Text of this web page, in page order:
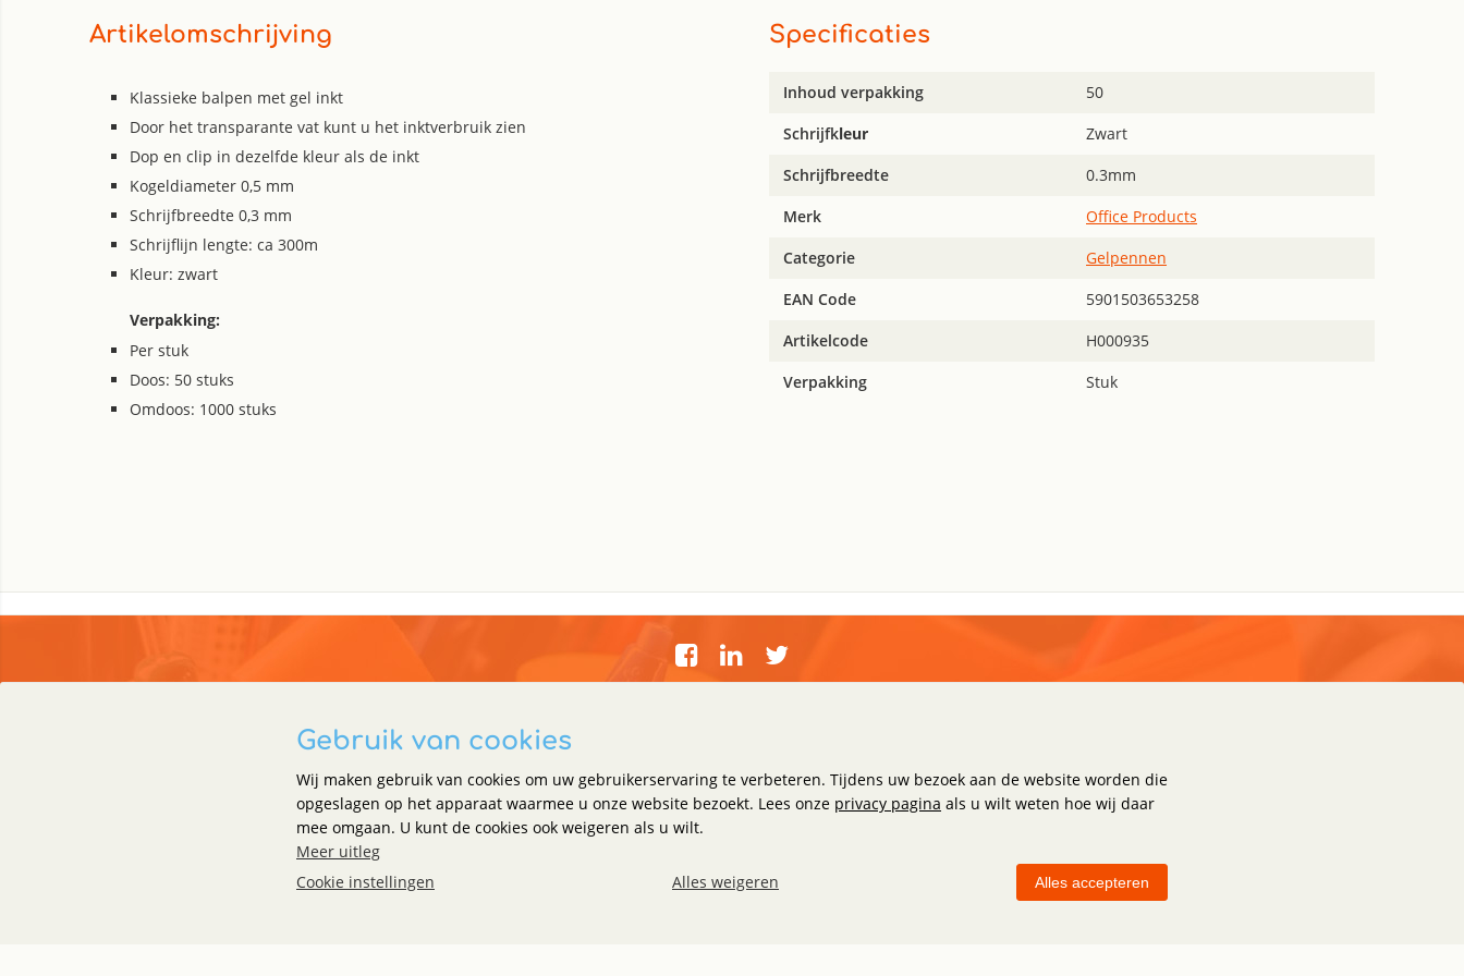
Artikelomschrijving
Klassieke balpen met gel inkt
Door het transparante vat kunt u het inktverbruik zien
Dop en clip in dezelfde kleur als de inkt
Kogeldiameter 0,5 mm
Schrijfbreedte 0,3 mm
Schrijflijn lengte: ca 300m
Kleur: zwart
Verpakking:
Per stuk
Doos: 50 stuks
Omdoos: 1000 stuks
Specificaties
Inhoud verpakking
50
Schrijfkleur
Zwart
Schrijfbreedte
0.3mm
Merk
Office Products
Categorie
Gelpennen
EAN Code
5901503653258
Artikelcode
H000935
Verpakking
Stuk
Holland Office Supplies Klantenservice
Bestellen
Levering
Algemene Voorwaarden
Become a Supplier
Privacy & Cookies
Gebruik van cookies
Wij maken gebruik van cookies om uw gebruikerservaring te verbeteren. Tijdens uw bezoek aan de website worden die
opgeslagen op het apparaat waarmee u onze website bezoekt. Lees onze privacy pagina als u wilt weten hoe wij daar
mee omgaan. U kunt de cookies ook weigeren als u wilt.
Meer uitleg
Cookie instellingen
Alles weigeren Alles accepteren